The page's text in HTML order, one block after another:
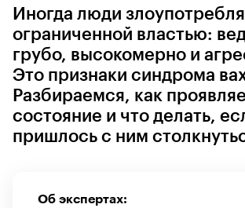
Иногда люди
ограниченной властью:
грубо, высокомерно и
Это признаки синдрома
Разбираемся, как
состояние и что делать,
пришлось с ним
Об экспертах: